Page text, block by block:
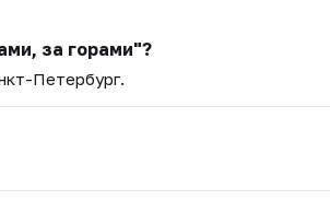
за горами"?
Петербург.